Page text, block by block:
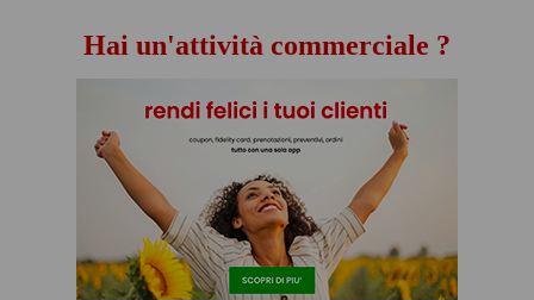
Hai un'attività commerciale ?